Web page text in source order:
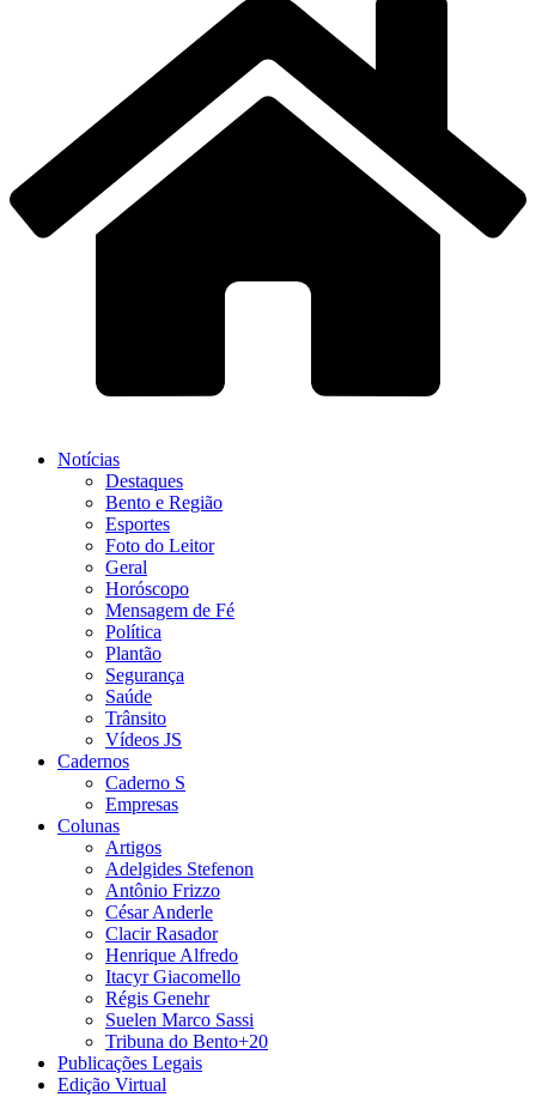
Notícias
Destaques
Bento e Região
Esportes
Foto do Leitor
Geral
Horóscopo
Mensagem de Fé
Política
Plantão
Segurança
Saúde
Trânsito
Vídeos JS
Cadernos
Caderno S
Empresas
Colunas
Artigos
Adelgides Stefenon
Antônio Frizzo
César Anderle
Clacir Rasador
Henrique Alfredo
Itacyr Giacomello
Régis Genehr
Suelen Marco Sassi
Tribuna do Bento+20
Publicações Legais
Edição Virtual